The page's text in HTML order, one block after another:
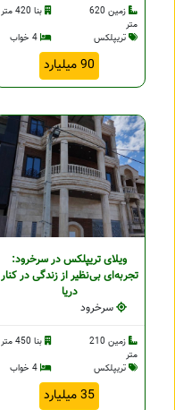
زمین 620
متر
بنا 420 متر
تریپلکس
4 خواب
90 میلیارد
ویلای تریپلکس در سرخرود:
تجربه‌ای بی‌نظیر از زندگی در کنار
دریا
سرخرود
زمین 210
متر
بنا 450 متر
تریپلکس
4 خواب
35 میلیارد